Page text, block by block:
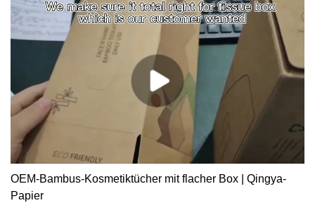
OEM-Bambus-Kosmetiktücher mit flacher Box | Qingya-
Papier